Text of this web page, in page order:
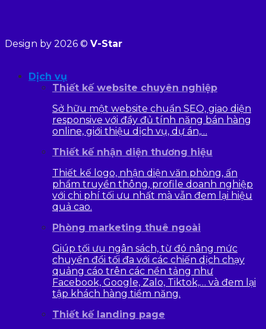
Design by 2026 © V-Star
Dịch vụ
Thiết kế website chuyên nghiệp
Sở hữu một website chuẩn SEO, giao diện
responsive với đầy đủ tính năng bán hàng
online, giới thiệu dịch vụ, dự án,…
Thiết kế nhận diện thương hiệu
Thiết kế logo, nhận diện văn phòng, ấn
phẩm truyền thông, profile doanh nghiệp
với chi phí tối ưu nhất mà vẫn đem lại hiệu
quả cao.
Phòng marketing thuê ngoài
Giúp tối ưu ngân sách, từ đó nâng mức
chuyển đổi tối đa với các chiến dịch chạy
quảng cáo trên các nền tảng như
Facebook, Google, Zalo, Tiktok,… và đem lại
tập khách hàng tiềm năng.
Thiết kế landing page